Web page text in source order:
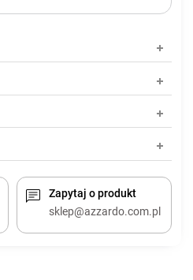
Zapytaj o produkt
sklep@azzardo.com.pl